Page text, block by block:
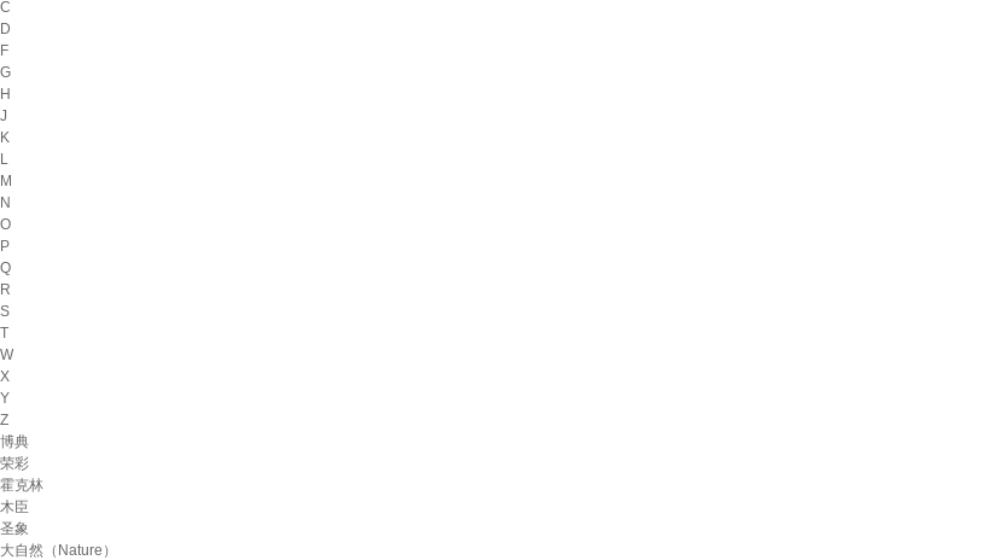
C
D
F
G
H
J
K
L
M
N
O
P
Q
R
S
T
W
X
Y
Z
博典
荣彩
霍克林
木臣
圣象
大自然（Nature）